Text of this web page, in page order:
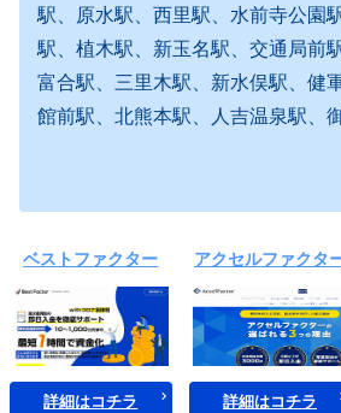
駅、原水駅、西里駅、水前寺公園
駅、植木駅、新玉名駅、交通局前
富合駅、三里木駅、新水俣駅、健
館前駅、北熊本駅、人吉温泉駅、
ベストファクター
詳細はコチラ
アクセルファクタ
詳細はコチラ